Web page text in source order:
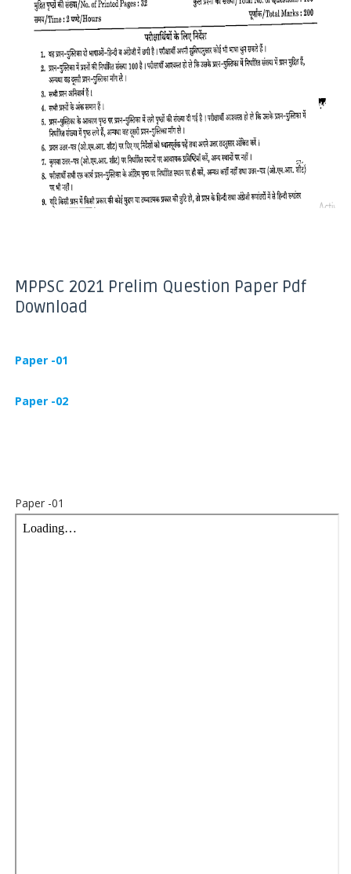
MPPSC 2021 Prelim Question Paper Pdf
Download
Paper -01
Paper -02
Paper -01